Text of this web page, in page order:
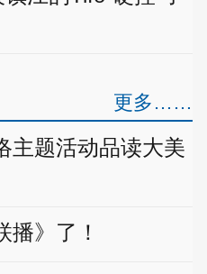
更多……
主题活动品读大美
播》了！